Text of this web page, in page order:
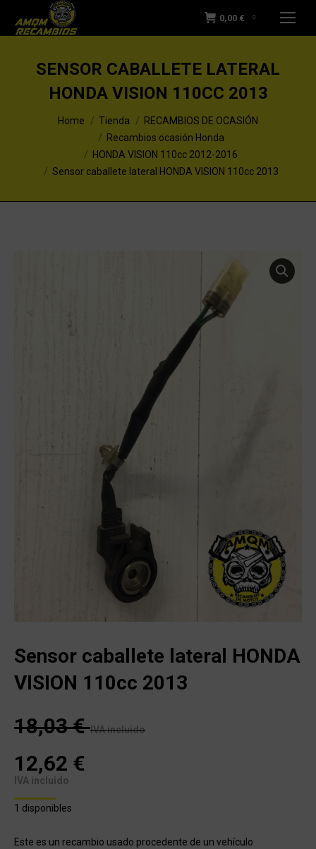
0,00 € 0
SENSOR CABALLETE LATERAL
HONDA VISION 110CC 2013
You are here:Home Tienda
RECAMBIOS DE OCASIÓN
Recambios ocasión Honda
HONDA VISION 110cc 2012-2016
Sensor caballete lateral HONDA VISION 110cc 2013
Sensor caballete lateral HONDA
VISION 110cc 2013
18,03€ IVA incluido
12,62 €
IVA incluido
1 disponibles
Este es un recambio usado procedente de un vehículo